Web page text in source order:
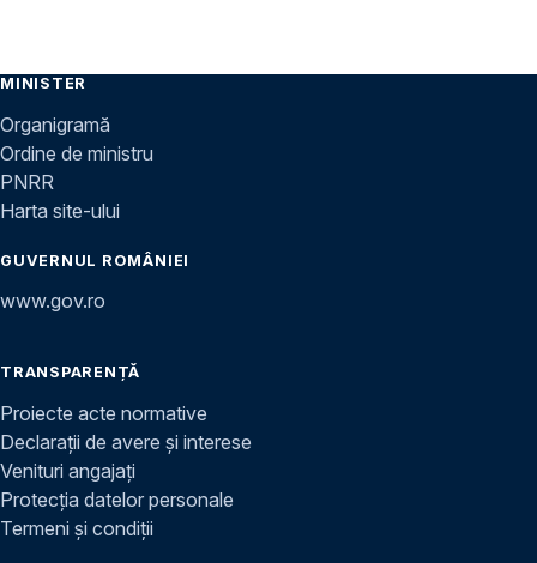
MINISTER
Organigramă
Ordine de ministru
PNRR
Harta site-ului
GUVERNUL ROMÂNIEI
www.gov.ro
TRANSPARENȚĂ
Proiecte acte normative
Declarații de avere și interese
Venituri angajați
Protecția datelor personale
Termeni și condiții